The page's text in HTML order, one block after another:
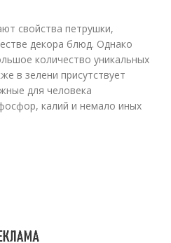
свойства петрушки,
декора блюд. Однако
количество уникальных
в зелени присутствует
для человека
калий и немало иных